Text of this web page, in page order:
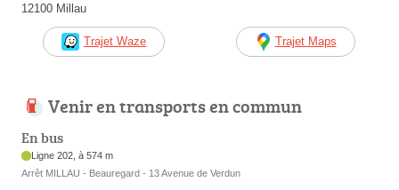
12100 Millau
Trajet Waze Trajet Maps
Venir en transports en commun
En bus
Ligne 202, à 574 m
Arrêt MILLAU - Beauregard - 13 Avenue de Verdun